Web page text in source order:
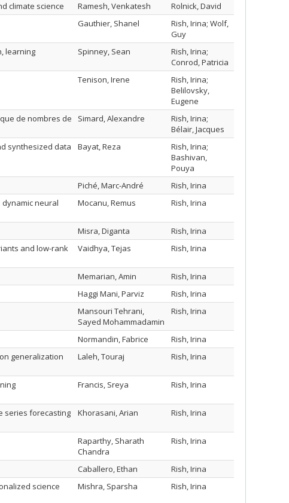
climate science Ramesh, Venkatesh
Rolnick, David
Gauthier, Shanel
Rish, Irina; Wolf,
Guy
learning
Spinney, Sean
Rish, Irina;
Conrod, Patricia
Tenison, Irene
Rish, Irina;
Belilovsky,
Eugene
de nombres de
Simard, Alexandre
Rish, Irina;
Bélair, Jacques
synthesized data Bayat, Reza
Rish, Irina;
Bashivan,
Pouya
Piché, Marc-André
Rish, Irina
neural
Mocanu, Remus Rish, Irina
Misra, Diganta
Rish, Irina
and low-rank
Vaidhya, Tejas Rish, Irina
Memarian, Amin
Rish, Irina
Haggi Mani, Parviz
Rish, Irina
Mansouri Tehrani,
Sayed Mohammadamin
Rish, Irina
Normandin, Fabrice
Rish, Irina
generalization
Laleh, Touraj Rish, Irina
Francis, Sreya Rish, Irina
series forecasting
Khorasani, Arian Rish, Irina
Raparthy, Sharath
Chandra
Rish, Irina
Caballero, Ethan
Rish, Irina
science
Mishra, Sparsha Rish, Irina